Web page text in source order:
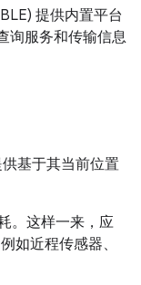
提供内置平台
询服务和传输信息
基于其当前位置
。这样一来，应
如近程传感器、